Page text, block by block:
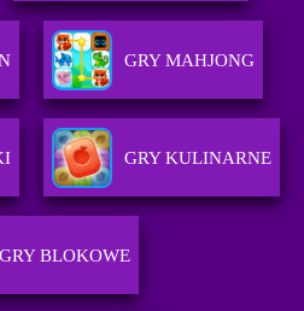
GRY MAHJONG
GRY KULINARNE
GRY BLOKOWE